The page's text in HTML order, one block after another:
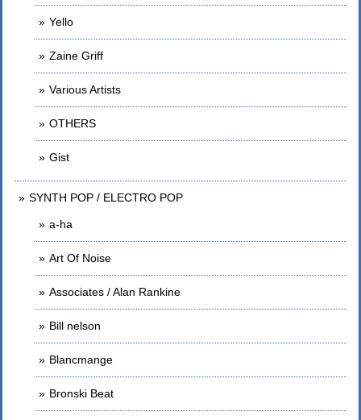
Yello
Zaine Griff
Various Artists
OTHERS
Gist
SYNTH POP / ELECTRO POP
a-ha
Art Of Noise
Associates / Alan Rankine
Bill nelson
Blancmange
Bronski Beat